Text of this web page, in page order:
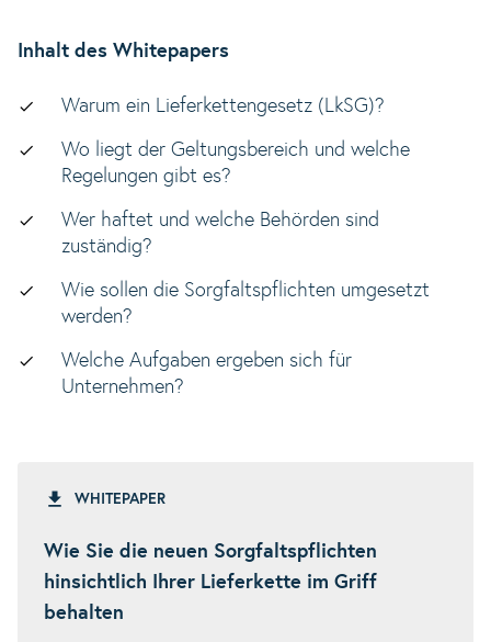
Inhalt des Whitepapers
Warum ein Lieferkettengesetz (LkSG)?
Wo liegt der Geltungsbereich und welche
Regelungen gibt es?
Wer haftet und welche Behörden sind
zuständig?
Wie sollen die Sorgfaltspflichten umgesetzt
werden?
Welche Aufgaben ergeben sich für
Unternehmen?
WHITEPAPER
Wie Sie die neuen Sorgfaltspflichten
hinsichtlich Ihrer Lieferkette im Griff
behalten